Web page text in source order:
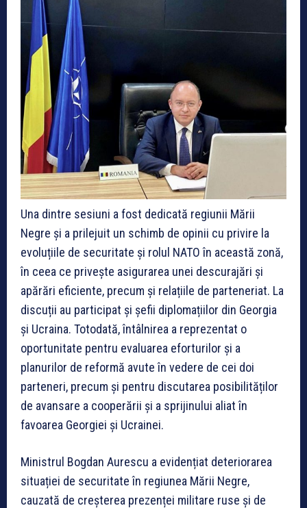
Una dintre sesiuni a fost dedicată regiunii Mării
Negre și a prilejuit un schimb de opinii cu privire la
evoluțiile de securitate și rolul NATO în această zonă,
în ceea ce privește asigurarea unei descurajări și
apărări eficiente, precum și relațiile de parteneriat. La
discuții au participat și șefii diplomațiilor din Georgia
și Ucraina. Totodată, întâlnirea a reprezentat o
oportunitate pentru evaluarea eforturilor și a
planurilor de reformă avute în vedere de cei doi
parteneri, precum și pentru discutarea posibilităților
de avansare a cooperării și a sprijinului aliat în
favoarea Georgiei și Ucrainei.
Ministrul Bogdan Aurescu a evidențiat deteriorarea
situației de securitate în regiunea Mării Negre,
cauzată de creșterea prezenței militare ruse și de